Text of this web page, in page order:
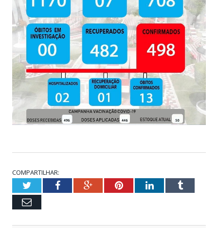
COMPARTILHAR:
TwitterFacebookGoogle+PinterestLinkedInTumblr
Email